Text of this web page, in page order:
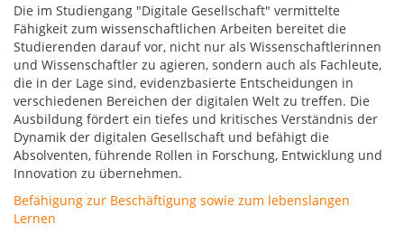
Die im Studiengang "Digitale Gesellschaft" vermittelte
Fähigkeit zum wissenschaftlichen Arbeiten bereitet die
Studierenden darauf vor, nicht nur als Wissenschaftlerinnen
und Wissenschaftler zu agieren, sondern auch als Fachleute,
die in der Lage sind, evidenzbasierte Entscheidungen in
verschiedenen Bereichen der digitalen Welt zu treffen. Die
Ausbildung fördert ein tiefes und kritisches Verständnis der
Dynamik der digitalen Gesellschaft und befähigt die
Absolventen, führende Rollen in Forschung, Entwicklung und
Innovation zu übernehmen.
Befähigung zur Beschäftigung sowie zum lebenslangen
Lernen